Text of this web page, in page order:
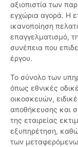
αξιοπιστία των
εγχώρια αγορά. Η
ικανοποίηση
επαγγελματισμό,
συνέπεια που
έργου.
Το σύνολο των
όπως εθνικές
οικοσκευών,
αποθήκευσης και
της εταιρείας
εξυπηρέτηση,
των